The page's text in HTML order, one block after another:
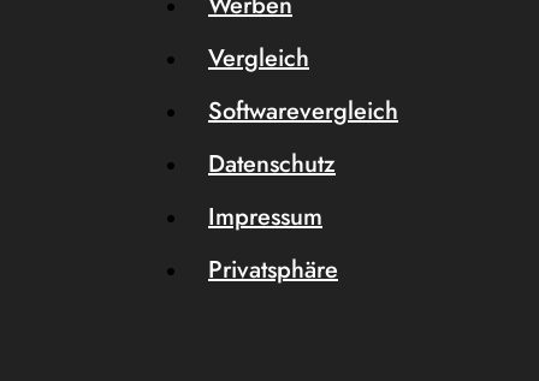
Vergleich
Softwarevergleich
Datenschutz
Impressum
Privatsphäre